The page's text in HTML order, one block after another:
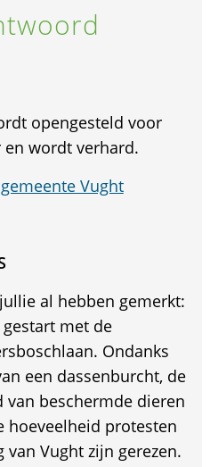
opengesteld voor
wordt verhard.
Vught
al hebben gemerkt:
met de
Ondanks
een dassenburcht, de
van beschermde dieren
hoeveelheid protesten
Vught zijn gerezen.